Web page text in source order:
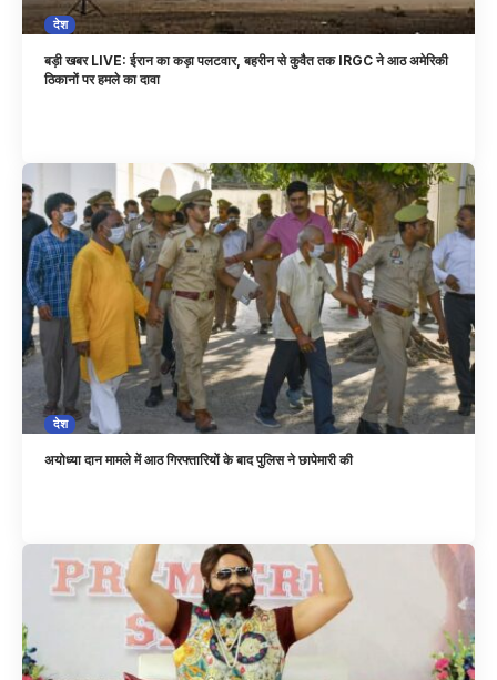
देश
बड़ी खबर LIVE: ईरान का कड़ा पलटवार, बहरीन से कुवैत तक IRGC ने आठ अमेरिकी
ठिकानों पर हमले का दावा
देश
अयोध्या दान मामले में आठ गिरफ्तारियों के बाद पुलिस ने छापेमारी की